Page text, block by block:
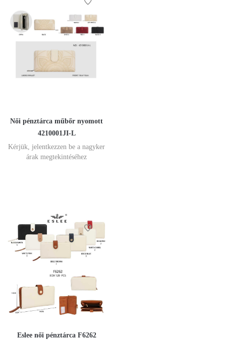
Női pénztárca műbőr nyomott
4210001JI-L
Kérjük, jelentkezzen be a nagyker
árak megtekintéséhez
Eslee női pénztárca F6262